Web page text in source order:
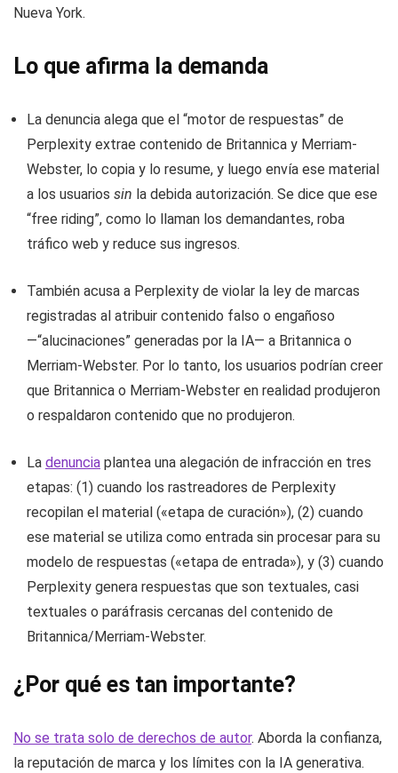
Nueva York.
Lo que afirma la demanda
La denuncia alega que el “motor de respuestas” de
Perplexity extrae contenido de Britannica y Merriam-
Webster, lo copia y lo resume, y luego envía ese material
a los usuarios sin la debida autorización. Se dice que ese
“free riding”, como lo llaman los demandantes, roba
tráfico web y reduce sus ingresos.
También acusa a Perplexity de violar la ley de marcas
registradas al atribuir contenido falso o engañoso
—“alucinaciones” generadas por la IA— a Britannica o
Merriam-Webster. Por lo tanto, los usuarios podrían creer
que Britannica o Merriam-Webster en realidad produjeron
o respaldaron contenido que no produjeron.
La denuncia plantea una alegación de infracción en tres
etapas: (1) cuando los rastreadores de Perplexity
recopilan el material («etapa de curación»), (2) cuando
ese material se utiliza como entrada sin procesar para su
modelo de respuestas («etapa de entrada»), y (3) cuando
Perplexity genera respuestas que son textuales, casi
textuales o paráfrasis cercanas del contenido de
Britannica/Merriam-Webster.
¿Por qué es tan importante?
No se trata solo de derechos de autor. Aborda la confianza,
la reputación de marca y los límites con la IA generativa.